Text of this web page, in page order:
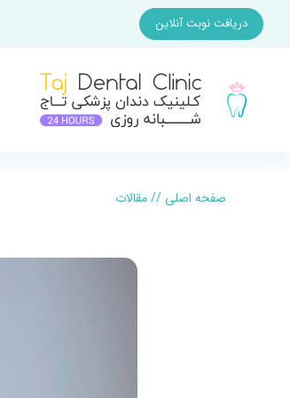
دریافت نوبت آنلاین
صفحه اصلی //مقالات